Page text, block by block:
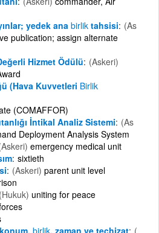
yedek ana birlik tahsisi (As
publication; assign alternate
Hizmet Ödülü (Askeri)
(Hava Kuvvetleri Birlik
(COMAFFOR)
İntikal Analiz Sistemi (As
Deployment Analysis System
emergency medical unit
sixtieth
(Askeri) parent unit level
(Hukuk) uniting for peace
birlik, zaman ve teçhizat (